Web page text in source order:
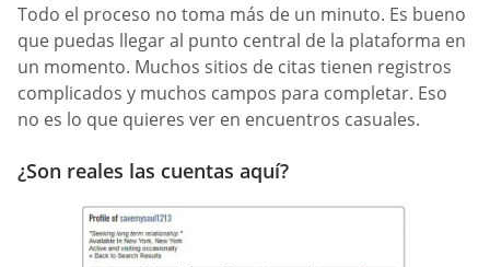
Todo el proceso no toma más de un minuto. Es bueno
que puedas llegar al punto central de la plataforma en
un momento. Muchos sitios de citas tienen registros
complicados y muchos campos para completar. Eso
no es lo que quieres ver en encuentros casuales.
¿Son reales las cuentas aquí?